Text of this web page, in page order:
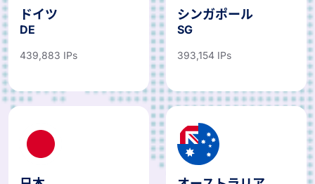
ドイツ
DE
439,883 IPs
シンガポール
SG
393,154 IPs
日本 オーストラリア